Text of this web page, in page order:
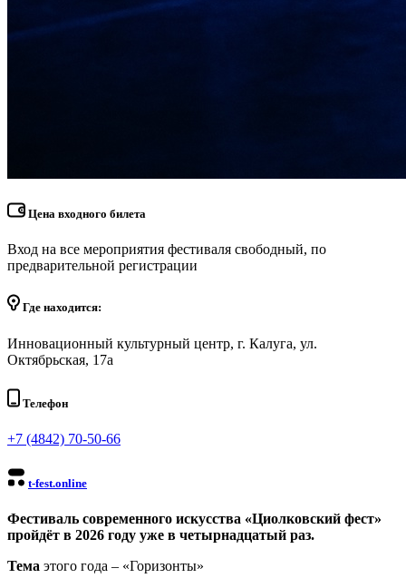
Цена входного билета
Вход на все мероприятия фестиваля свободный, по
предварительной регистрации
Где находится:
Инновационный культурный центр, г. Калуга, ул.
Октябрьская, 17а
Телефон
+7 (4842) 70-50-66
t-fest.online
Фестиваль современного искусства «Циолковский фест»
пройдёт в 2026 году уже в четырнадцатый раз.
Тема этого года – «Горизонты»